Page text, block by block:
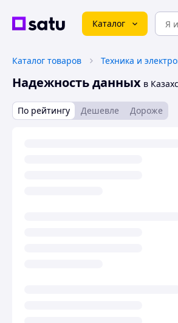
Каталог
Каталог товаров Техника и
Надежность данных в
По рейтингу Дешевле Дороже